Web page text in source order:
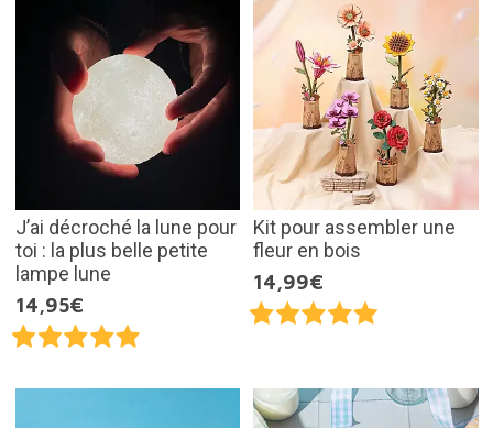
J’ai décroché la lune pour
toi : la plus belle petite
lampe lune
14,95€
Kit pour assembler une
fleur en bois
14,99€